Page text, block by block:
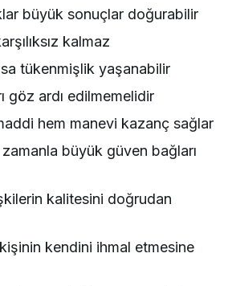
büyük sonuçlar doğurabilir
kalmaz
tükenmişlik yaşanabilir
göz ardı edilmemelidir
hem manevi kazanç sağlar
büyük güven bağları
kalitesini doğrudan
kişinin kendini ihmal etmesine